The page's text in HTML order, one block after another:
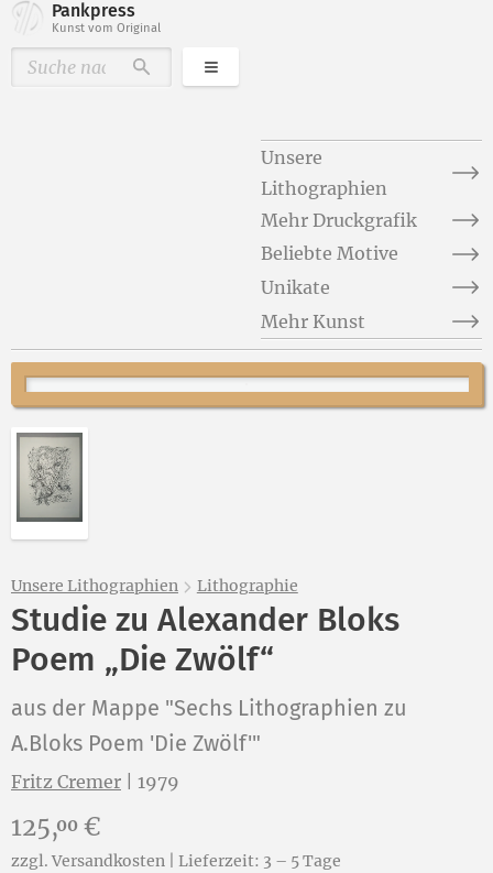
Pankpress
Kunst vom Original
DurchsuchenKategorien
Unsere
Lithographien
Mehr Druckgrafik
Beliebte Motive
Unikate
Mehr Kunst
Unsere Lithographien Lithographie
Studie zu Alexander Bloks
Poem „Die Zwölf“
aus der Mappe "Sechs Lithographien zu
A.Bloks Poem 'Die Zwölf'"
Fritz Cremer 1979
Preis:
125,00 €
zzgl. Versandkosten | Lieferzeit: 3 – 5 Tage
Abbildung 2 von „Studie zu Alexander Bloks Poem